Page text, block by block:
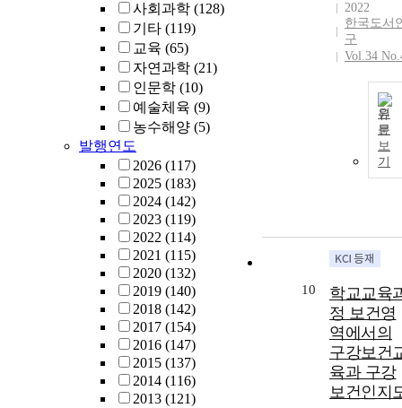
사회과학 (128)
기타 (119)
교육 (65)
자연과학 (21)
인문학 (10)
예술체육 (9)
농수해양 (5)
발행연도
2026 (117)
2025 (183)
2024 (142)
2023 (119)
2022 (114)
2021 (115)
2020 (132)
2019 (140)
2018 (142)
2017 (154)
2016 (147)
2015 (137)
2014 (116)
2013 (121)
2022
한국도서
구
Vol.34
원
문
보
기
10
학교교육
정 보건영
역에서의
구강보건
육과 구강
보건인지